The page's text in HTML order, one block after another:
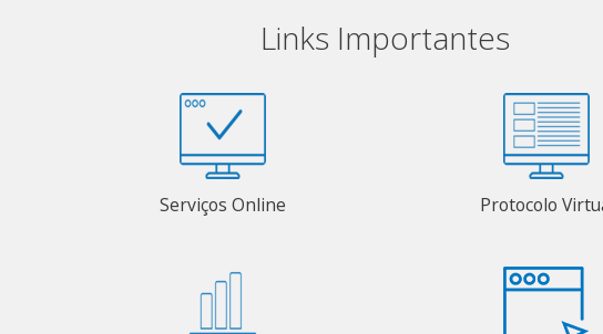
Links Importantes
Serviços Online Protocolo